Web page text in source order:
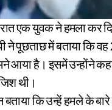
ने पूछताछ में बताया कि
आया है। इसमें उन्होंने
थी।
कि उन्हें हमले के बारे